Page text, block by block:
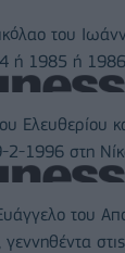
του
ή 1985 ή 1986
Ελευθερίου
2-1996 στη
του
γεννηθέντα